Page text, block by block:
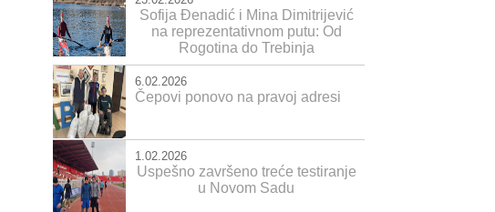
Sofija Đenadić i Mina Dimitrijević
na reprezentativnom putu: Od
Rogotina do Trebinja
6.02.2026
Čepovi ponovo na pravoj adresi
1.02.2026
Uspešno završeno treće testiranje
u Novom Sadu